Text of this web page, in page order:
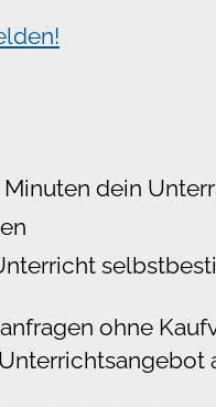
dein
ohne